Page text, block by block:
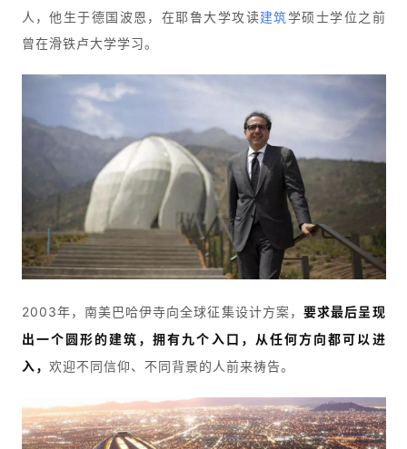
人，他生于德国波恩，在耶鲁大学攻读建筑学硕士学位之前
曾在滑铁卢大学学习。
2003年，南美巴哈伊寺向全球征集设计方案，要求最后呈现
出一个圆形的建筑，拥有九个入口，从任何方向都可以进
入， 欢迎不同信仰、不同背景的人前来祷告。